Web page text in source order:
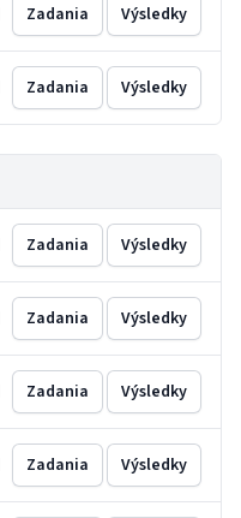
Zadania Výsledky
Zadania Výsledky
Zadania Výsledky
Zadania Výsledky
Zadania Výsledky
Zadania Výsledky